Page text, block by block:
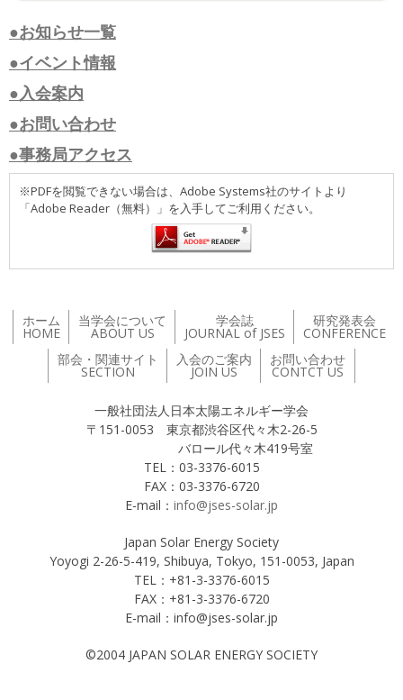
●お知らせ一覧
●イベント情報
●入会案内
●お問い合わせ
●事務局アクセス
※PDFを閲覧できない場合は、Adobe Systems社のサイトより
「Adobe Reader（無料）」を入手してご利用ください。
ホーム
HOME
当学会について
ABOUT US
学会誌
JOURNAL of JSES
研究発表会
CONFERENCE
部会・関連サイト
SECTION
入会のご案内
JOIN US
お問い合わせ
CONTCT US
一般社団法人日本太陽エネルギー学会
〒151-0053 東京都渋谷区代々木2-26-5
バロール代々木419号室
TEL：03-3376-6015
FAX：03-3376-6720
E-mail： info@jses-solar.jp
Japan Solar Energy Society
Yoyogi 2-26-5-419, Shibuya, Tokyo, 151-0053, Japan
TEL：+81-3-3376-6015
FAX：+81-3-3376-6720
E-mail：info@jses-solar.jp
©2004 JAPAN SOLAR ENERGY SOCIETY